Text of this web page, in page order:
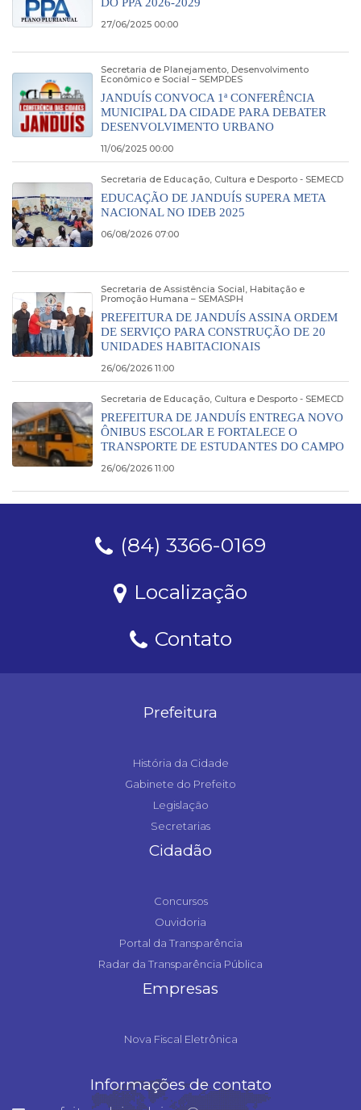
DO PPA 2026-2029
27/06/2025 00:00
Secretaria de Planejamento, Desenvolvimento
Econômico e Social – SEMPDES
JANDUÍS CONVOCA 1ª CONFERÊNCIA
MUNICIPAL DA CIDADE PARA DEBATER
DESENVOLVIMENTO URBANO
11/06/2025 00:00
Secretaria de Educação, Cultura e Desporto - SEMECD
EDUCAÇÃO DE JANDUÍS SUPERA META
NACIONAL NO IDEB 2025
06/08/2026 07:00
Secretaria de Assistência Social, Habitação e
Promoção Humana – SEMASPH
PREFEITURA DE JANDUÍS ASSINA ORDEM
DE SERVIÇO PARA CONSTRUÇÃO DE 20
UNIDADES HABITACIONAIS
26/06/2026 11:00
Secretaria de Educação, Cultura e Desporto - SEMECD
PREFEITURA DE JANDUÍS ENTREGA NOVO
ÔNIBUS ESCOLAR E FORTALECE O
TRANSPORTE DE ESTUDANTES DO CAMPO
26/06/2026 11:00
(84) 3366-0169
Localização
Contato
Prefeitura
História da Cidade
Gabinete do Prefeito
Legislação
Secretarias
Cidadão
Concursos
Ouvidoria
Portal da Transparência
Radar da Transparência Pública
Empresas
Nova Fiscal Eletrônica
Informações de contato